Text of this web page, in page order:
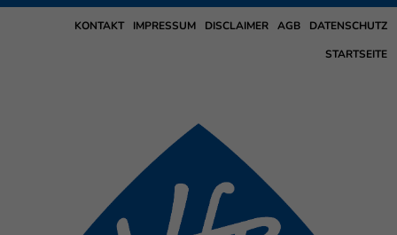
DATENSCHUTZ
AGB
DISCLAIMER
IMPRESSUM
KONTAKT
STARTSEITE